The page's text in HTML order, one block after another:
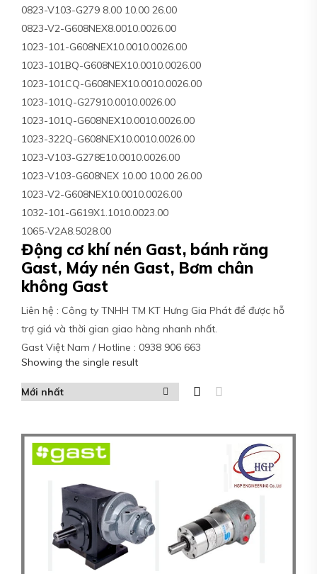
0823-V103-G279 8.00 10.00 26.00
0823-V2-G608NEX8.0010.0026.00
1023-101-G608NEX10.0010.0026.00
1023-101BQ-G608NEX10.0010.0026.00
1023-101CQ-G608NEX10.0010.0026.00
1023-101Q-G27910.0010.0026.00
1023-101Q-G608NEX10.0010.0026.00
1023-322Q-G608NEX10.0010.0026.00
1023-V103-G278E10.0010.0026.00
1023-V103-G608NEX 10.00 10.00 26.00
1023-V2-G608NEX10.0010.0026.00
1032-101-G619X1.1010.0023.00
1065-V2A8.5028.00
Động cơ khí nén Gast, bánh răng
Gast, Máy nén Gast, Bơm chân
không Gast
Liên hệ : Công ty TNHH TM KT Hưng Gia Phát để được hỗ
trợ giá và thời gian giao hàng nhanh nhất.
Gast Việt Nam / Hotline : 0938 906 663
Showing the single result